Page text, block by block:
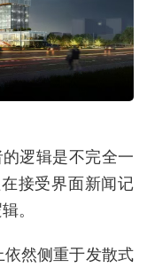
逻辑是不完全一
接受界面新闻记
。
然侧重于发散式